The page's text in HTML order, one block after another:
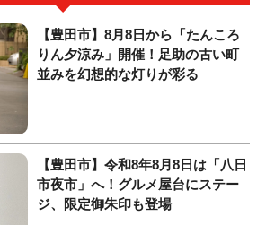
【豊田市】8月8日から「たんころ
りん夕涼み」開催！足助の古い町
並みを幻想的な灯りが彩る
【豊田市】令和8年8月8日は「八日
市夜市」へ！グルメ屋台にステー
ジ、限定御朱印も登場